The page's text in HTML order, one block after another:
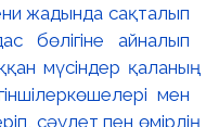
жадында сақталып
бөлігіне айналып
мүсіндер қаланың
мен
сәулет пен өмірдің